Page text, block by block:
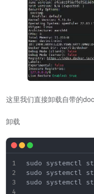
这里我们直接卸载自带的
卸载
sudo systemctl
sudo systemctl
sudo systemctl